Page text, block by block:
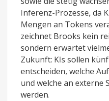
Inferenz-Prozesse, da
Mengen an Tokens
zeichnet Brooks kein
sondern erwartet
Zukunft: KIs sollen
entscheiden, welche
und welche an externe
werden.